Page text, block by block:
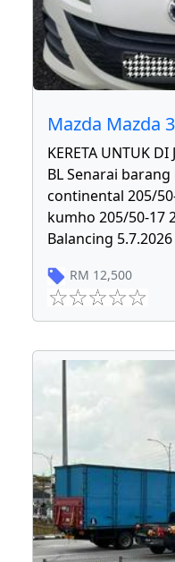
Mazda Mazda
KERETA UNTUK
BL Senarai
continental 205/
kumho 205/50-17
Balancing
RM 12,500